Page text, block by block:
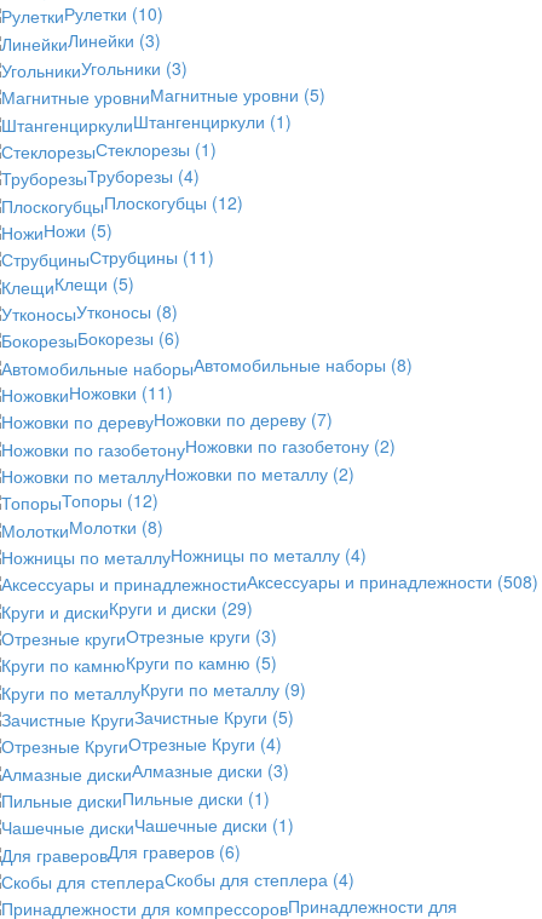
Рулетки (10)
Линейки (3)
Угольники (3)
Магнитные уровни (5)
Штангенциркули (1)
Стеклорезы (1)
Труборезы (4)
Плоскогубцы (12)
Ножи (5)
Струбцины (11)
Клещи (5)
Утконосы (8)
Бокорезы (6)
Автомобильные наборы (8)
Ножовки (11)
Ножовки по дереву (7)
Ножовки по газобетону (2)
Ножовки по металлу (2)
Топоры (12)
Молотки (8)
Ножницы по металлу (4)
Аксессуары и принадлежности (508)
Круги и диски (29)
Отрезные круги (3)
Круги по камню (5)
Круги по металлу (9)
Зачистные Круги (5)
Отрезные Круги (4)
Алмазные диски (3)
Пильные диски (1)
Чашечные диски (1)
Для граверов (6)
Скобы для степлера (4)
Принадлежности для